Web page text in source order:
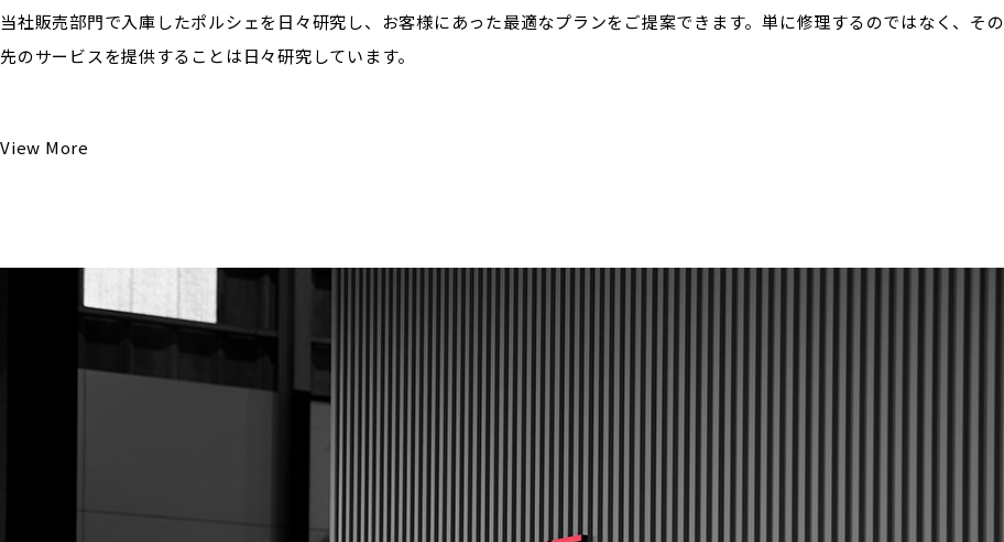
当社販売部門で入庫したポルシェを日々研究し、お客様にあった最適なプランをご提案できます。単に修理するのではなく、その
先のサービスを提供することは日々研究しています。
View More